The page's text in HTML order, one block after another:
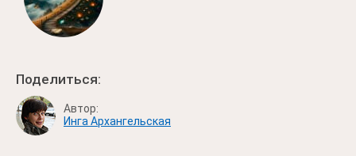
Поделиться:
Автор:
Инга Архангельская